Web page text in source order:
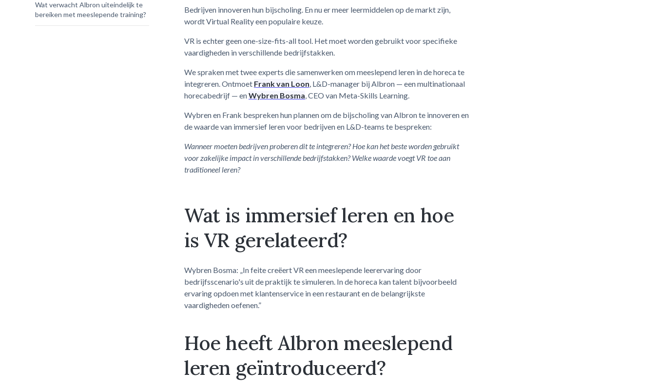
Wat verwacht Albron uiteindelijk te
bereiken met meeslepende training?
Bedrijven innoveren hun bijscholing. En nu er meer leermiddelen op de markt zijn,
wordt Virtual Reality een populaire keuze.
VR is echter geen one-size-fits-all tool. Het moet worden gebruikt voor specifieke
vaardigheden in verschillende bedrijfstakken.
We spraken met twee experts die samenwerken om meeslepend leren in de horeca te
integreren. Ontmoet Frank van Loon, L&D-manager bij Albron — een multinationaal
horecabedrijf — enWybren Bosma, CEO van Meta-Skills Learning.
Wybren en Frank bespreken hun plannen om de bijscholing van Albron te innoveren en
de waarde van immersief leren voor bedrijven en L&D-teams te bespreken:
Wanneer moeten bedrijven proberen dit te integreren? Hoe kan het beste worden gebruikt
voor zakelijke impact in verschillende bedrijfstakken? Welke waarde voegt VR toe aan
traditioneel leren?
Wat is immersief leren en hoe
is VR gerelateerd?
Wybren Bosma: „In feite creëert VR een meeslepende leerervaring door
bedrijfsscenario's uit de praktijk te simuleren. In de horeca kan talent bijvoorbeeld
ervaring opdoen met klantenservice in een restaurant en de belangrijkste
vaardigheden oefenen.”
Hoe heeft Albron meeslepend
leren geïntroduceerd?